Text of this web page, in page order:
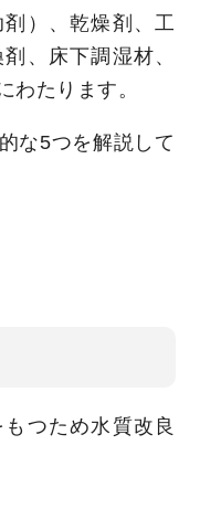
）、乾燥剤、工
、床下調湿材、
わたります。
な5つを解説して
つため水質改良